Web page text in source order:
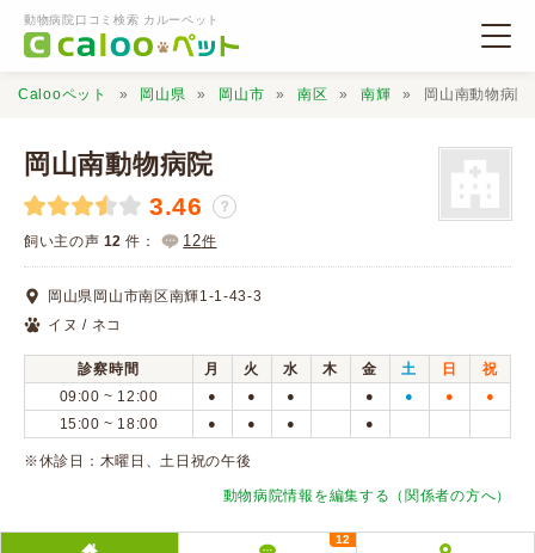
動物病院口コミ検索 カルーペット
動物病院検索
口コミ検索
Calooペットとは？
口コミ投稿
Calooペット 岡山県 岡山市 南区 南輝 岡山南動物病院
岡山南動物病院
3.46 ？
飼い主の声 12 件： 12件
岡山県岡山市南区南輝1-1-43-3
イヌ / ネコ
診察時間 月 火 水 木 金 土 日
祝
09:00 ~ 12:00
● ● ● ● ● ● ●
15:00 ~ 18:00 ● ● ● ●
※休診日：木曜日、土日祝の午後
動物病院情報を編集する（関係者の方へ）
12